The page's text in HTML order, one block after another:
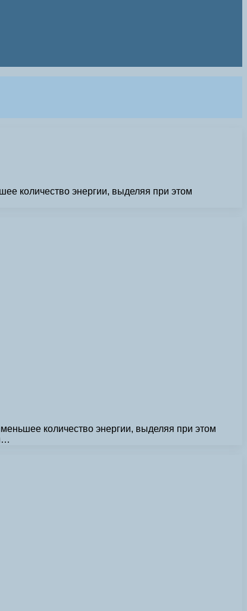
количество энергии, выделяя при этом
количество энергии, выделяя при этом